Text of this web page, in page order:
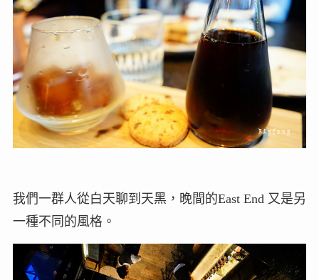
我們一群人從白天聊到天黑，晚間的East End 又是另
一種不同的風格。